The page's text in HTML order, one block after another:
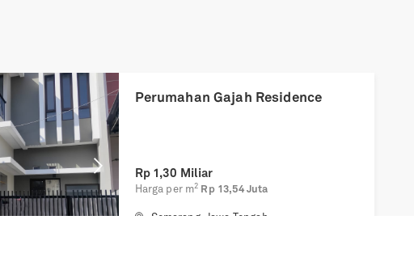
Next
Perumahan Gajah Residence
Rp 1,30 Miliar
Harga per m2 Rp 13,54 Juta
Semarang,
Jawa Tengah